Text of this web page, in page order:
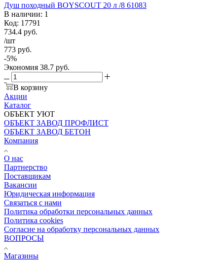
Душ походный BOYSCOUT 20 л /8 61083
В наличии: 1
Код: 17791
734.4 руб.
/шт
773 руб.
-5%
Экономия 38.7 руб.
В корзину
Акции
Каталог
ОБЪЕКТ УЮТ
ОБЪЕКТ ЗАВОД ПРОФЛИСТ
ОБЪЕКТ ЗАВОД БЕТОН
Компания
О нас
Партнерство
Поставщикам
Вакансии
Юридическая информация
Связаться с нами
Политика обработки персональных данных
Политика cookies
Согласие на обработку персональных данных
ВОПРОСЫ
Магазины